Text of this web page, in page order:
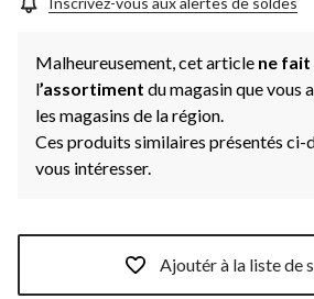
Malheureusement, cet article ne fait
l’assortiment du magasin que vous
les magasins de la région.
Ces produits similaires présentés ci-
vous intéresser.
Ajoutér à la liste de